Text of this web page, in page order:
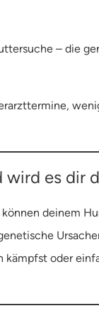
– die
wird es dir
deinem
oder